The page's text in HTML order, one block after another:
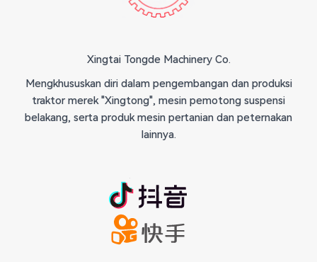
Xingtai Tongde Machinery Co.
Mengkhususkan diri dalam pengembangan dan produksi
traktor merek "Xingtong", mesin pemotong suspensi
belakang, serta produk mesin pertanian dan peternakan
lainnya.